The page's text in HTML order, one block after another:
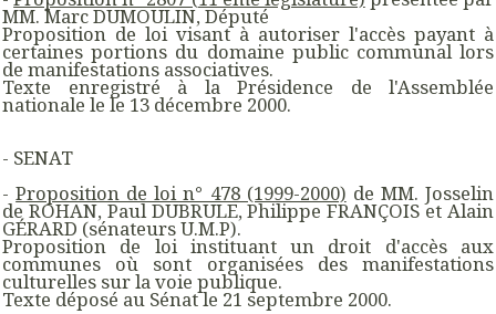
MM. Marc DUMOULIN, Député
Proposition de loi visant à autoriser l'accès payant à
certaines portions du domaine public communal lors
de manifestations associatives.
Texte enregistré à la Présidence de l'Assemblée
nationale le le 13 décembre 2000.
- SENAT
-Proposition de loi n° 478 (1999-2000) de MM. Josselin
de ROHAN, Paul DUBRULE, Philippe FRANÇOIS et Alain
GÉRARD (sénateurs U.M.P).
Proposition de loi instituant un droit d'accès aux
communes où sont organisées des manifestations
culturelles sur la voie publique.
Texte déposé au Sénat le 21 septembre 2000.